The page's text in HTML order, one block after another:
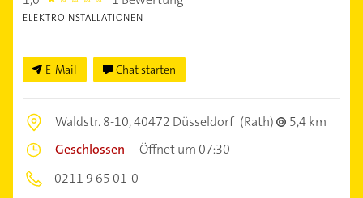
ELEKTROINSTALLATIONEN
E-Mail Chat starten
Waldstr. 8-10,40472 Düsseldorf (Rath)
5,4 km
Geschlossen –Öffnet um 07:30
0211 9 65 01-0